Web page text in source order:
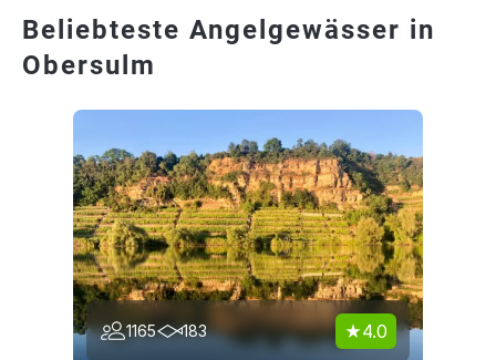
Beliebteste Angelgewässer in
Obersulm
1165 183 4.0